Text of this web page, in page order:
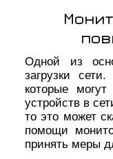
Одной из
загрузки
которые
устройств в
то это может
помощи
принять меры